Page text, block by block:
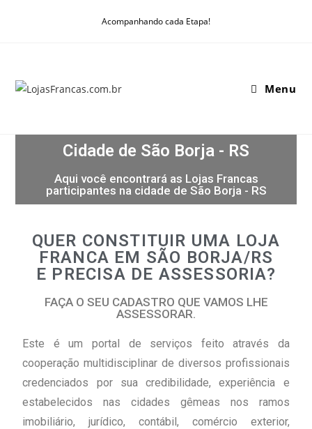
Acompanhando cada Etapa!
Menu
Cidade de São Borja - RS
Aqui você encontrará as Lojas Francas
participantes na cidade de São Borja - RS
QUER CONSTITUIR UMA LOJA
FRANCA EM SÃO BORJA/RS
E PRECISA DE ASSESSORIA?
FAÇA O SEU CADASTRO QUE VAMOS LHE
ASSESSORAR.
Este é um portal de serviços feito através da
cooperação multidisciplinar de diversos profissionais
credenciados por sua credibilidade, experiência e
estabelecidos nas cidades gêmeas nos ramos
imobiliário, jurídico, contábil, comércio exterior,